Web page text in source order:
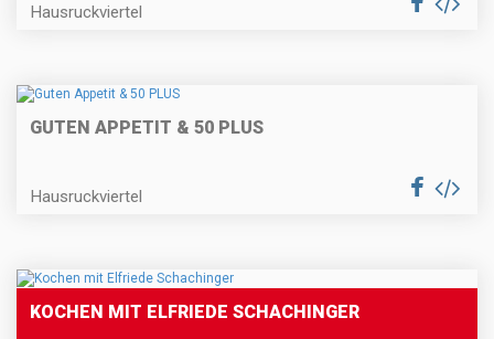
Hausruckviertel
GUTEN APPETIT & 50 PLUS
Hausruckviertel
KOCHEN MIT ELFRIEDE SCHACHINGER